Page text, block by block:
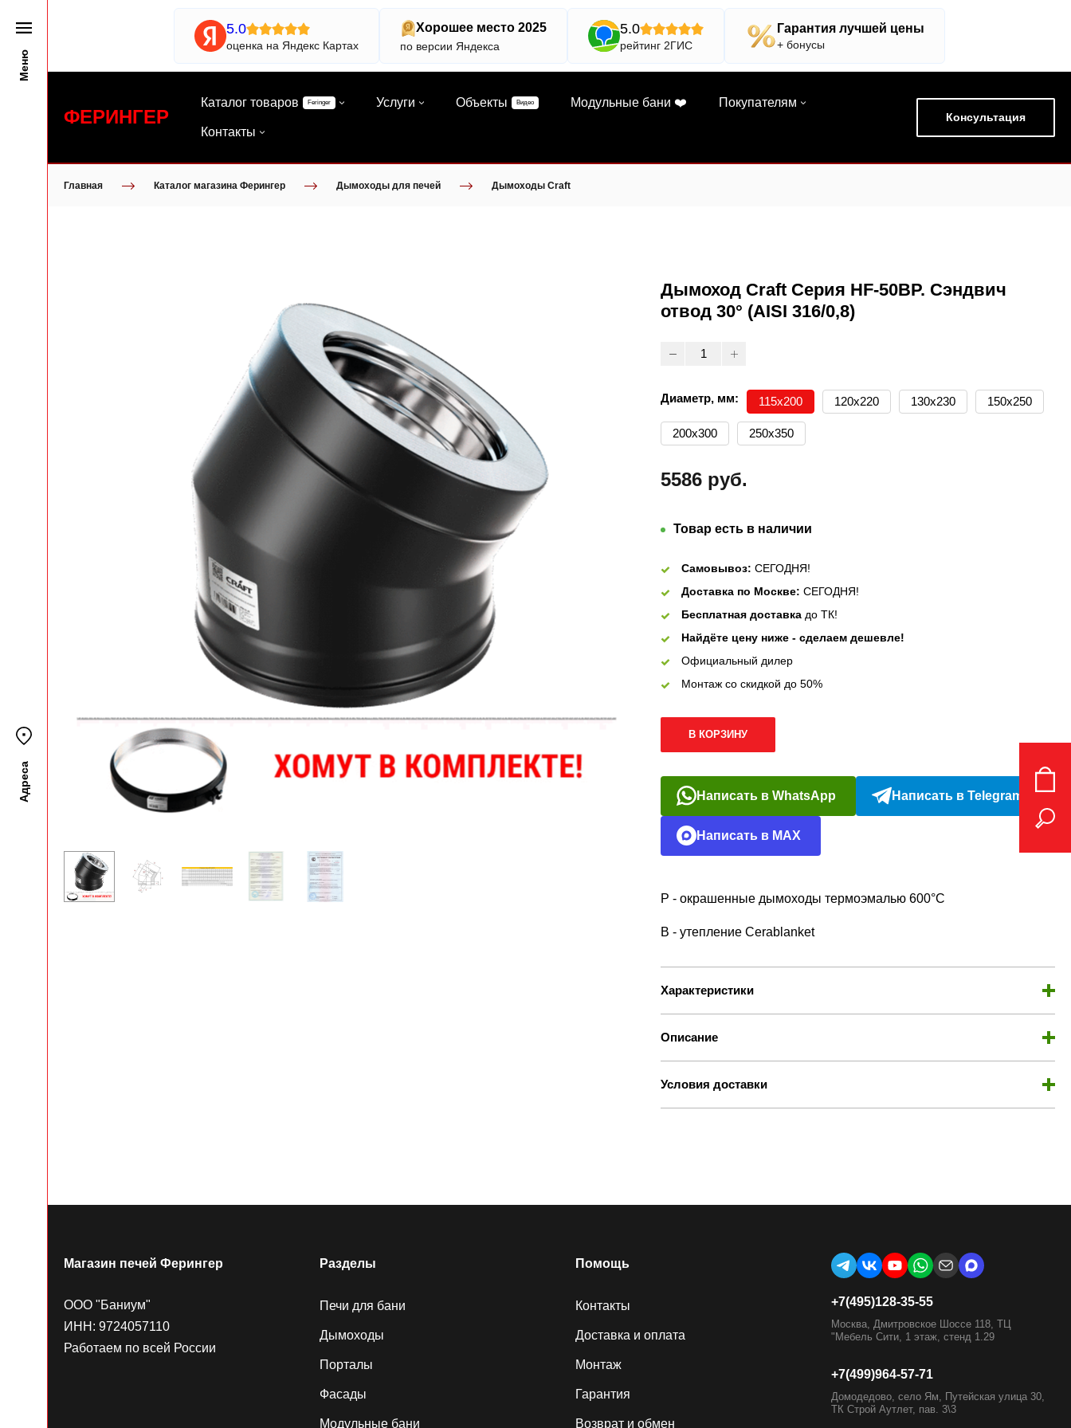
Меню
Адреса
5.0
оценка на Яндекс Картах
Хорошее место 2025
по версии Яндекса
5.0
рейтинг 2ГИС
Гарантия лучшей цены
+ бонусы
ФЕРИНГЕР
Каталог товаров Feringer Услуги Объекты Видео Модульные бани ❤️ Покупателям
Контакты
Консультация
Главная Каталог магазина Ферингер Дымоходы для печей Дымоходы Craft
Дымоход Craft Серия HF-50BP. Сэндвич
отвод 30° (AISI 316/0,8)
Диаметр, мм: 115х200 120х220 130х230 150х250
200х300 250х350
5586 руб.
Товар есть в наличии
Самовывоз: СЕГОДНЯ!
Доставка по Москве: СЕГОДНЯ!
Бесплатная доставка до ТК!
Найдёте цену ниже - сделаем дешевле!
Официальный дилер
Монтаж со скидкой до 50%
В КОРЗИНУ
Написать в WhatsApp Написать в Telegram
Написать в MAX
Р - окрашенные дымоходы термоэмалью 600°С
B - утепление Cerablanket
Характеристики
Описание
Условия доставки
Магазин печей Ферингер
ООО "Баниум"
ИНН: 9724057110
Работаем по всей России
Разделы
Печи для бани
Дымоходы
Порталы
Фасады
Модульные бани
Помощь
Контакты
Доставка и оплата
Монтаж
Гарантия
Возврат и обмен
+7(495)128-35-55
Москва, Дмитровское Шоссе 118, ТЦ
"Мебель Сити, 1 этаж, стенд 1.29
+7(499)964-57-71
Домодедово, село Ям, Путейская улица 30,
ТК Строй Аутлет, пав. 3\3